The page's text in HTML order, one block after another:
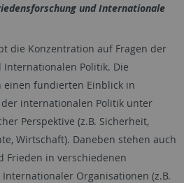
und Internationale
die Konzentration auf Fragen der
Politik. Die
einen fundierten Einblick in
internationalen Politik unter
Perspektive (z.B. Sicherheit,
Wirtschaft). Daneben stehen auch
Frieden in verschiedenen
Organisationen (z.B.